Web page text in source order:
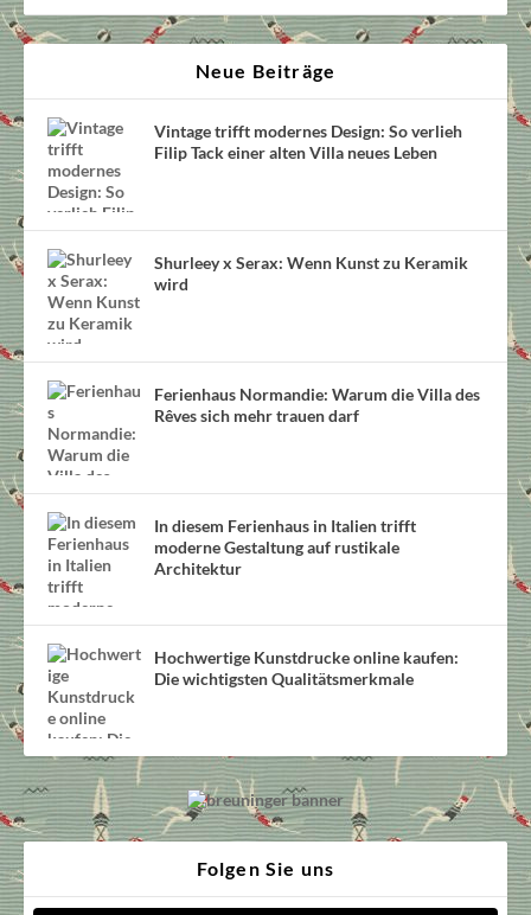
Neue Beiträge
Vintage trifft modernes Design: So verlieh
Filip Tack einer alten Villa neues Leben
Shurleey x Serax: Wenn Kunst zu Keramik
wird
Ferienhaus Normandie: Warum die Villa des
Rêves sich mehr trauen darf
In diesem Ferienhaus in Italien trifft
moderne Gestaltung auf rustikale
Architektur
Hochwertige Kunstdrucke online kaufen:
Die wichtigsten Qualitätsmerkmale
Folgen Sie uns